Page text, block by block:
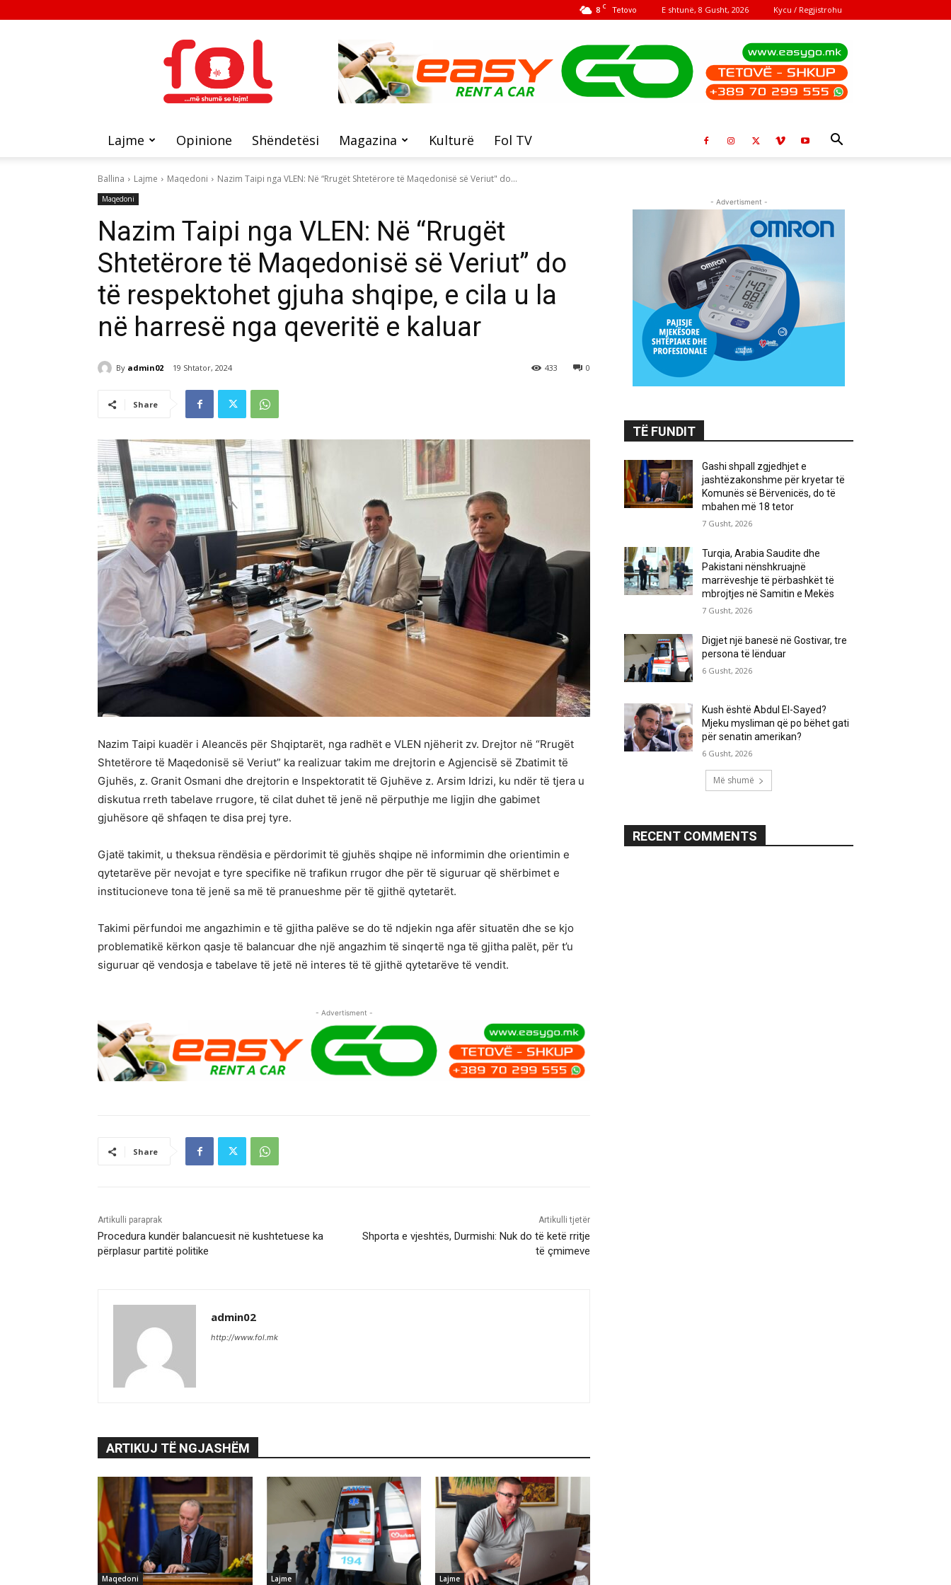
8 C Tetovo E shtunë, 8 Gusht, 2026 Kycu / Regjistrohu
FOL
Lajme Opinione Shëndetësi Magazina Kulturë Fol TV
Ballina Lajme Maqedoni Nazim Taipi nga VLEN: Në “Rrugët Shtetërore të Maqedonisë së Veriut" do...
Maqedoni
Nazim Taipi nga VLEN: Në “Rrugët
Shtetërore të Maqedonisë së Veriut” do
të respektohet gjuha shqipe, e cila u la
në harresë nga qeveritë e kaluar
By admin02 19 Shtator, 2024 0
433
Share
Nazim Taipi kuadër i Aleancës për Shqiptarët, nga radhët e VLEN njëherit zv. Drejtor në “Rrugët
Shtetërore të Maqedonisë së Veriut” ka realizuar takim me drejtorin e Agjencisë së Zbatimit të
Gjuhës, z. Granit Osmani dhe drejtorin e Inspektoratit të Gjuhëve z. Arsim Idrizi, ku ndër të tjera u
diskutua rreth tabelave rrugore, të cilat duhet të jenë në përputhje me ligjin dhe gabimet
gjuhësore që shfaqen te disa prej tyre.
Gjatë takimit, u theksua rëndësia e përdorimit të gjuhës shqipe në informimin dhe orientimin e
qytetarëve për nevojat e tyre specifike në trafikun rrugor dhe për të siguruar që shërbimet e
institucioneve tona të jenë sa më të pranueshme për të gjithë qytetarët.
Takimi përfundoi me angazhimin e të gjitha palëve se do të ndjekin nga afër situatën dhe se kjo
problematikë kërkon qasje të balancuar dhe një angazhim të sinqertë nga të gjitha palët, për t’u
siguruar që vendosja e tabelave të jetë në interes të të gjithë qytetarëve të vendit.
- Advertisment -
Share
Artikulli paraprak
Procedura kundër balancuesit në kushtetuese ka
përplasur partitë politike
Artikulli tjetër
Shporta e vjeshtës, Durmishi: Nuk do të ketë rritje
të çmimeve
admin02
http://www.fol.mk
ARTIKUJ TË NGJASHËM
Maqedoni Lajme Lajme
- Advertisment -
TË FUNDIT
Gashi shpall zgjedhjet e
jashtëzakonshme për kryetar të
Komunës së Bërvenicës, do të
mbahen më 18 tetor
7 Gusht, 2026
Turqia, Arabia Saudite dhe
Pakistani nënshkruajnë
marrëveshje të përbashkët të
mbrojtjes në Samitin e Mekës
7 Gusht, 2026
Digjet një banesë në Gostivar, tre
persona të lënduar
6 Gusht, 2026
Kush është Abdul El-Sayed?
Mjeku mysliman që po bëhet gati
për senatin amerikan?
6 Gusht, 2026
Më shumë
RECENT COMMENTS